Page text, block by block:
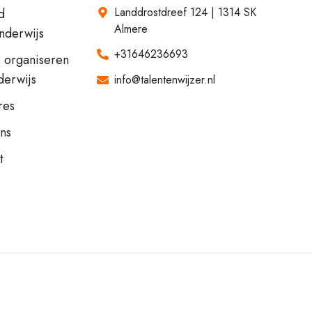
organiseren
Landdrostdreef 124 | 1314 SK
Almere
+31646236693
info@talentenwijzer.nl